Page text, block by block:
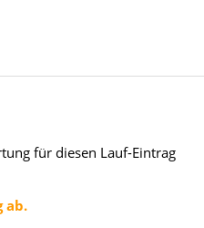
für diesen Lauf-Eintrag
ab.